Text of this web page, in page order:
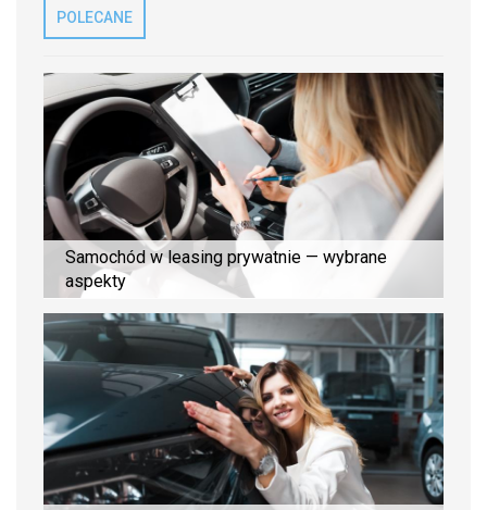
POLECANE
Samochód w leasing prywatnie — wybrane
aspekty